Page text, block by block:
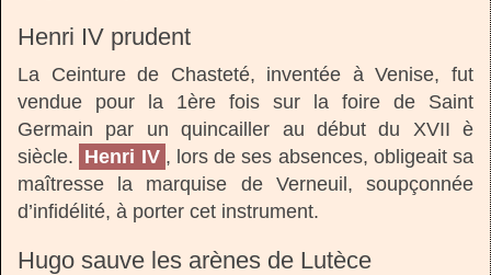
Henri IV prudent
La Ceinture de Chasteté, inventée à Venise, fut
vendue pour la 1ère fois sur la foire de Saint
Germain par un quincailler au début du XVII è
siècle. Henri IV , lors de ses absences, obligeait sa
maîtresse la marquise de Verneuil, soupçonnée
d’infidélité, à porter cet instrument.
Hugo sauve les arènes de Lutèce